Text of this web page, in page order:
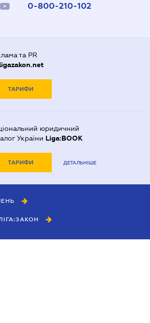
0-800-210-102
та PR
ligazakon.net
ТАРИФИ
юридичний
України Liga:BOOK
ТАРИФИ ДЕТАЛЬНІШЕ